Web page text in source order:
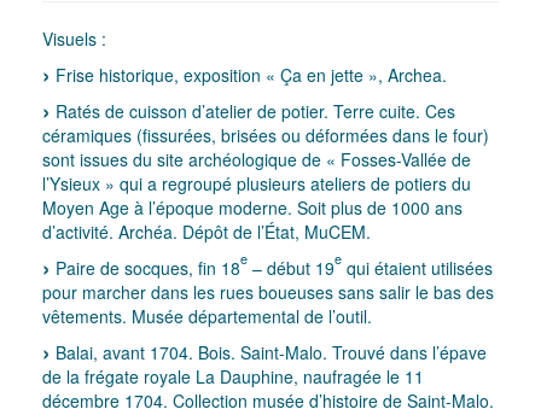
Visuels :
Frise historique, exposition « Ça en jette », Archea.
Ratés de cuisson d’atelier de potier. Terre cuite. Ces
céramiques (fissurées, brisées ou déformées dans le four)
sont issues du site archéologique de « Fosses-Vallée de
l’Ysieux » qui a regroupé plusieurs ateliers de potiers du
Moyen Age à l’époque moderne. Soit plus de 1000 ans
d’activité. Archéa. Dépôt de l’État, MuCEM.
Paire de socques, fin 18e – début 19e qui étaient utilisées
pour marcher dans les rues boueuses sans salir le bas des
vêtements. Musée départemental de l’outil.
Balai, avant 1704. Bois. Saint-Malo. Trouvé dans l’épave
de la frégate royale La Dauphine, naufragée le 11
décembre 1704. Collection musée d’histoire de Saint-Malo.